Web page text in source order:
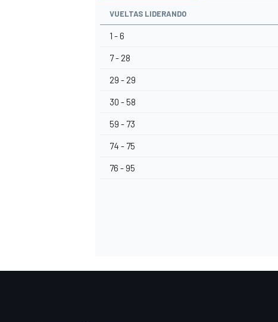
VUELTAS LIDERANDO
1 - 6
7 - 28
29 - 29
30 - 58
59 - 73
74 - 75
76 - 95